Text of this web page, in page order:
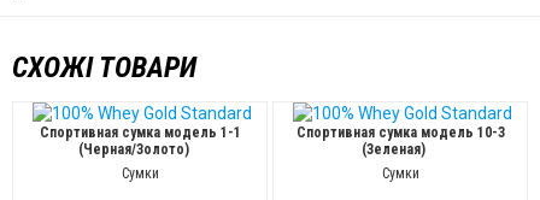
СХОЖІ ТОВАРИ
Спортивная сумка модель 1-1
(Черная/Золото)
Сумки
Спортивная сумка модель 10-3
(Зеленая)
Сумки